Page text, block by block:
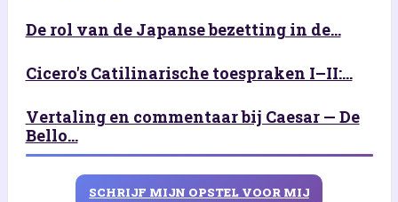
De rol van de Japanse bezetting in de...
Cicero's Catilinarische toespraken I–II:...
Vertaling en commentaar bij Caesar — De
Bello...
SCHRIJF MIJN OPSTEL VOOR MIJ